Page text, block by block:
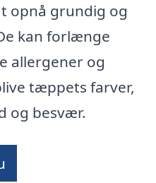
opnå grundig og
kan forlænge
allergener og
tæppets farver,
og besvær.